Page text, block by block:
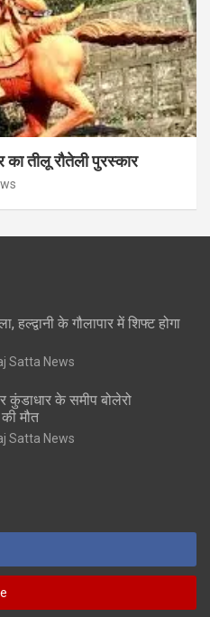
का तीलू रौतेली पुरस्कार
हल्द्वानी के गौलापार में शिफ्ट होगा
Satta News
कुंडाधार के समीप बोलेरो
मौत
Satta News